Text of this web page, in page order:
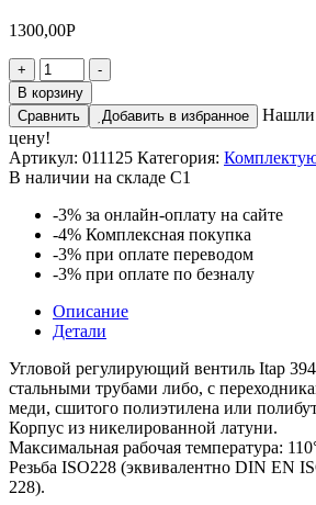
1300,00Р
+
Количество
товара
Вентиль
регулирующий
угловой
3/4'
(394)
Itap
-
В корзину
Сравнить
Добавить в избранное
Нашли
цену!
Артикул: 011125 Категория:
В наличии на складе С1
-3% за онлайн-оплату на сайте
-4% Комплексная покупка
-3% при оплате переводом
-3% при оплате по безналу
Описание
Детали
Угловой регулирующий вентиль Itap
стальными трубами либо, с
меди, сшитого полиэтилена или
Корпус из никелированной латуни.
Максимальная рабочая температура:
Резьба ISO228 (эквивалентно DIN EN
228).